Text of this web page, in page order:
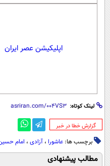
اپلیکیشن عصر ایران
لینک کوتاه:
‌گزارش خطا در خبر
برچسب ها: عاشورا ، آزادی ، امام
مطالب پیشنهادی